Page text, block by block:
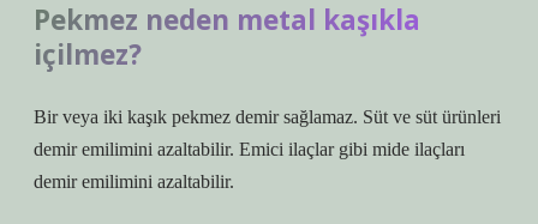
Pekmez neden metal kaşıkla
içilmez?
Bir veya iki kaşık pekmez demir sağlamaz. Süt ve süt ürünleri
demir emilimini azaltabilir. Emici ilaçlar gibi mide ilaçları
demir emilimini azaltabilir.